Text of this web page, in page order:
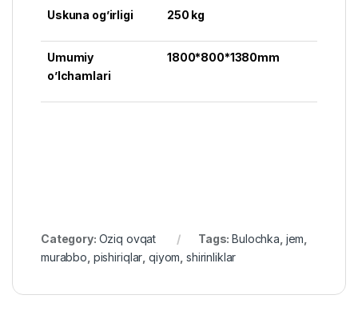
Uskuna og’irligi 250 kg
Umumiy
o’lchamlari
1800*800*1380mm
Category: Oziq ovqat Tags:Bulochka jem
murabbo pishiriqlar qiyom ,shirinliklar